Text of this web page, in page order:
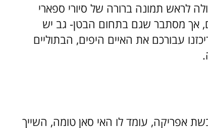
לראש תמונה ברורה של סיורי ספארי
אך מסתבר שגם בתחום הבטן- גב יש
עבורכם את האיים היפים, הבתוליים
אפריקה, עומד לו האי סאן טומה, השייך